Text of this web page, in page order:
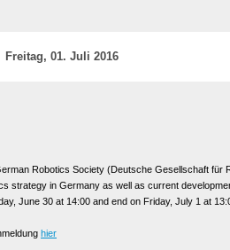
Freitag, 01. Juli 2016
Robotics Society (Deutsche Gesellschaft für
strategy in Germany as well as current
June 30 at 14:00 and end on Friday, July 1 at
hier